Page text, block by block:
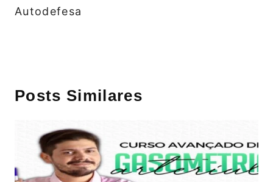
Autodefesa
Posts Similares